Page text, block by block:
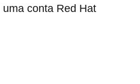
conta Red Hat